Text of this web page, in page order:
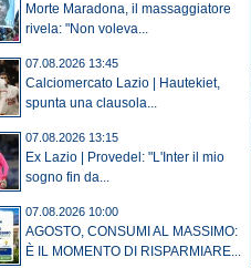
Morte Maradona, il massaggiatore
rivela: "Non voleva...
07.08.2026 13:45
Calciomercato Lazio | Hautekiet,
spunta una clausola...
07.08.2026 13:15
Ex Lazio | Provedel: "L'Inter il mio
sogno fin da...
07.08.2026 10:00
AGOSTO, CONSUMI AL MASSIMO:
È IL MOMENTO DI RISPARMIARE...